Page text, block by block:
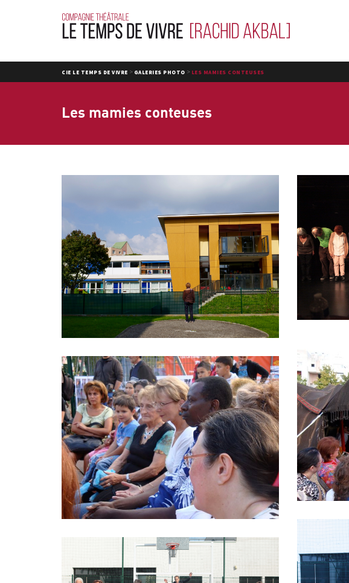
CIE LE TEMPS DE VIVRE > GALERIES PHOTO > LES MAMIES CONTEUSES
Les mamies conteuses